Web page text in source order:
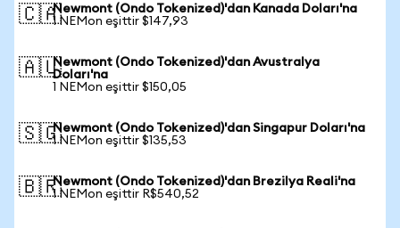
🇨🇦Newmont (Ondo Tokenized)'dan Kanada Doları'na
1 NEMon eşittir $147,93
🇦🇺Newmont (Ondo Tokenized)'dan Avustralya
Doları'na
1 NEMon eşittir $150,05
🇸🇬Newmont (Ondo Tokenized)'dan Singapur Doları'na
1 NEMon eşittir $135,53
🇧🇷Newmont (Ondo Tokenized)'dan Brezilya Reali'na
1 NEMon eşittir R$540,52